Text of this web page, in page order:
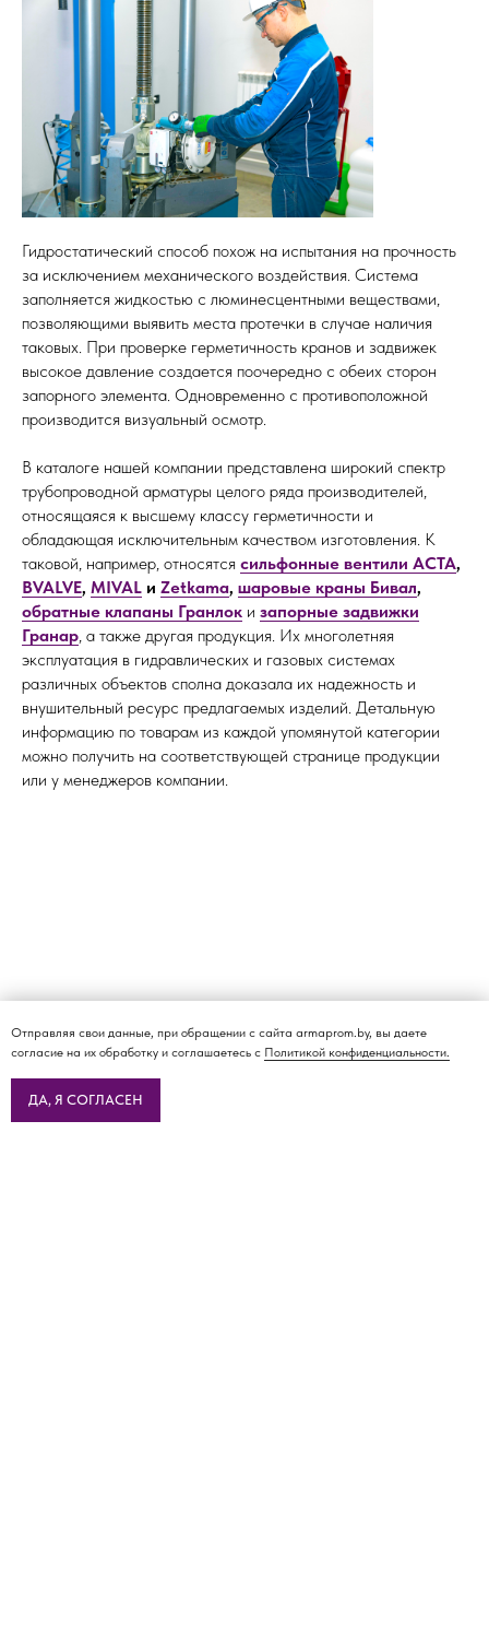
Гидростатический способ похож на испытания на прочность
за исключением механического воздействия. Система
заполняется жидкостью с люминесцентными веществами,
позволяющими выявить места протечки в случае наличия
таковых. При проверке герметичность кранов и задвижек
высокое давление создается поочередно с обеих сторон
запорного элемента. Одновременно с противоположной
производится визуальный осмотр.
В каталоге нашей компании представлена широкий спектр
трубопроводной арматуры целого ряда производителей,
относящаяся к высшему классу герметичности и
обладающая исключительным качеством изготовления. К
таковой, например, относятся сильфонные вентили АСТА,
BVALVE, MIVAL и Zetkama, шаровые краны Бивал,
обратные клапаны Гранлок и запорные задвижки
Гранар, а также другая продукция. Их многолетняя
эксплуатация в гидравлических и газовых системах
различных объектов сполна доказала их надежность и
внушительный ресурс предлагаемых изделий. Детальную
информацию по товарам из каждой упомянутой категории
можно получить на соответствующей странице продукции
или у менеджеров компании.
Отправляя свои данные, при обращении с сайта armaprom.by, вы даете
согласие на их обработку и соглашаетесь с Политикой конфиденциальности.
ДА, Я СОГЛАСЕН